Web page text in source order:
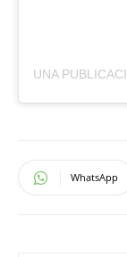
WhatsApp